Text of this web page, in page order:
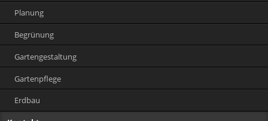
Planung
Begrünung
Gartengestaltung
Gartenpflege
Erdbau